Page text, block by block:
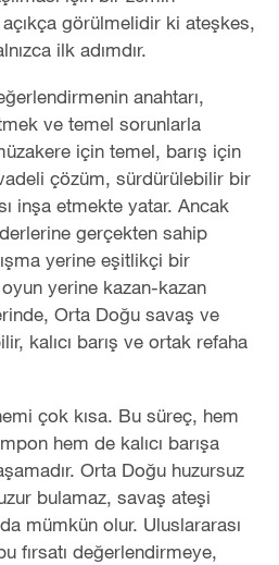
açıkça görülmelidir ki ateşkes,
ilk adımdır.
anahtarı,
ve temel sorunlarla
için temel, barış için
çözüm, sürdürülebilir bir
inşa etmekte yatar. Ancak
gerçekten sahip
yerine eşitlikçi bir
yerine kazan-kazan
Orta Doğu savaş ve
kalıcı barış ve ortak refaha
çok kısa. Bu süreç, hem
hem de kalıcı barışa
Orta Doğu huzursuz
bulamaz, savaş ateşi
mümkün olur. Uluslararası
fırsatı değerlendirmeye,